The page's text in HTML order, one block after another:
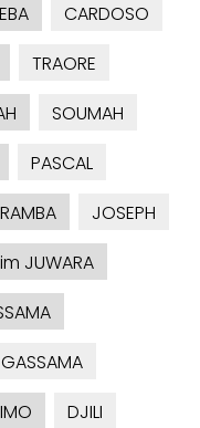
CARDOSO
TRAORE
SOUMAH
PASCAL
JOSEPH
JUWARA
GASSAMA
DJILI